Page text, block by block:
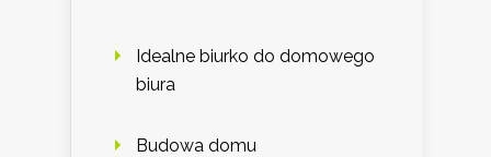
Idealne biurko do domowego
biura
Budowa domu